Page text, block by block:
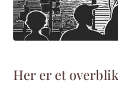
Her er et